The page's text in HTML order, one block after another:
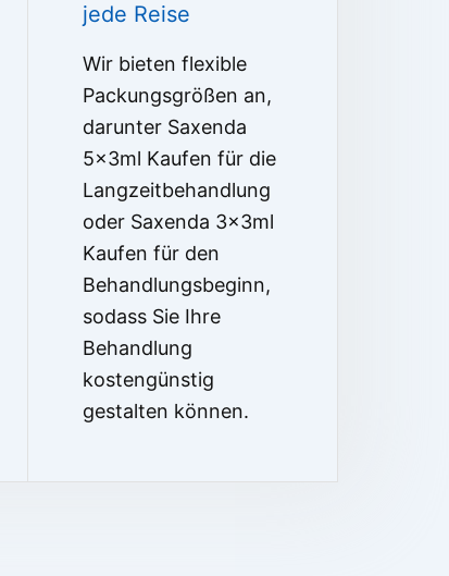
jede Reise
Wir bieten flexible
Packungsgrößen an,
darunter Saxenda
5x3ml Kaufen für die
Langzeitbehandlung
oder Saxenda 3x3ml
Kaufen für den
Behandlungsbeginn,
sodass Sie Ihre
Behandlung
kostengünstig
gestalten können.